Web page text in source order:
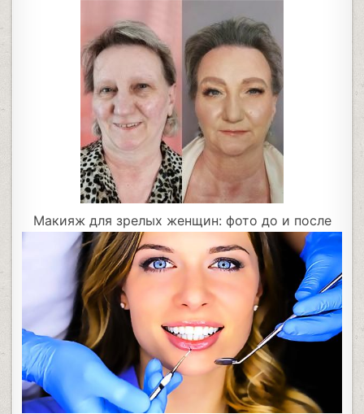
Макияж для зрелых женщин: фото до и после